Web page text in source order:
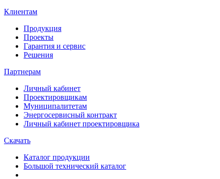
Клиентам
Продукция
Проекты
Гарантия и сервис
Решения
Партнерам
Личный кабинет
Проектировщикам
Муниципалитетам
Энергосервисный контракт
Личный кабинет проектировщика
Скачать
Каталог продукции
Большой технический каталог